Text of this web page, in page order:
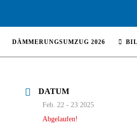
DÄMMERUNGSUMZUG 2026
DATUM
Feb. 22 - 23 2025
Abgelaufen!